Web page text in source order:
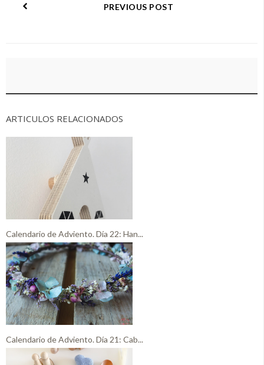
PREVIOUS POST
ARTICULOS RELACIONADOS
Calendario de Adviento. Día 22: Han...
Calendario de Adviento. Día 21: Cab...